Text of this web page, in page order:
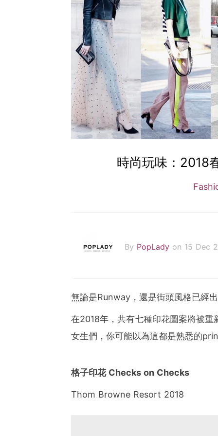
時尚玩味：2018
By PopLady on 15 Dec
無論是Runway，還是街頭風格已經
在2018年，共有七種印花圖案將被重
女生們，你可能以為這都是熟悉的
格子印花Checks on Checks
Thom Browne Resort 2018